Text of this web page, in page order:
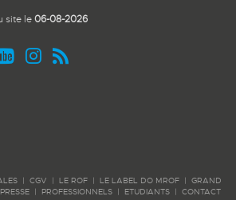
site le06-08-2026
| CGV | LE ROF | LE LABEL DO MROF | GRAND
| PROFESSIONNELS | ETUDIANTS | CONTACT